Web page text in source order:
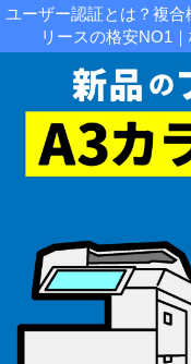
ユーザー認証とは？複
リースの格安NO1